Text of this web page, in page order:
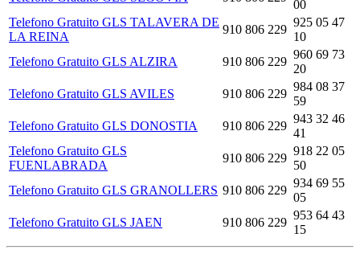
00
Telefono Gratuito GLS TALAVERA DE
LA REINA
910 806 229
925 05 47
10
Telefono Gratuito GLS ALZIRA
910 806 229
960 69 73
20
Telefono Gratuito GLS AVILES
910 806 229
984 08 37
59
Telefono Gratuito GLS DONOSTIA
910 806 229
943 32 46
41
Telefono Gratuito GLS
FUENLABRADA
910 806 229
918 22 05
50
Telefono Gratuito GLS GRANOLLERS 910 806 229
934 69 55
05
Telefono Gratuito GLS JAEN
910 806 229
953 64 43
15